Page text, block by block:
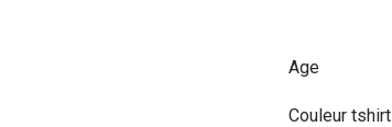
Age
Couleur tshirt